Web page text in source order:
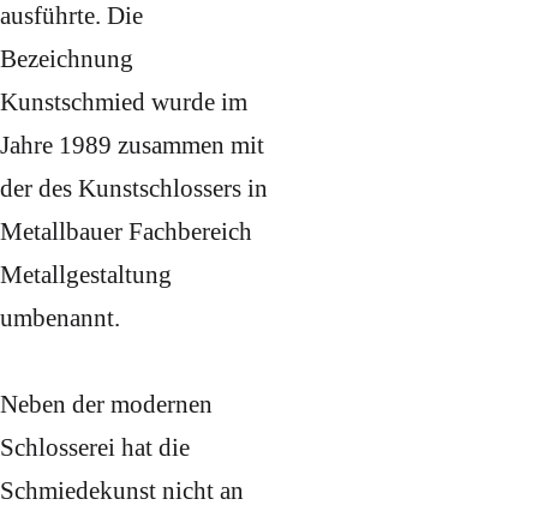
ausführte. Die
Bezeichnung
Kunstschmied wurde im
Jahre 1989 zusammen mit
der des Kunstschlossers in
Metallbauer Fachbereich
Metallgestaltung
umbenannt.
Neben der modernen
Schlosserei hat die
Schmiedekunst nicht an